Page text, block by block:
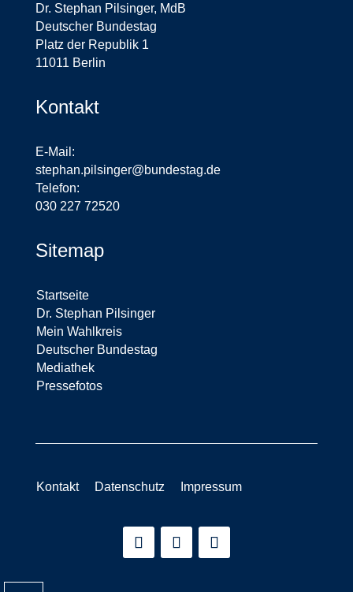
Dr. Stephan Pilsinger, MdB
Deutscher Bundestag
Platz der Republik 1
11011 Berlin
Kontakt
E-Mail:
stephan.pilsinger@bundestag.de
Telefon:
030 227 72520
Sitemap
Startseite
Dr. Stephan Pilsinger
Mein Wahlkreis
Deutscher Bundestag
Mediathek
Pressefotos
Kontakt Datenschutz Impressum